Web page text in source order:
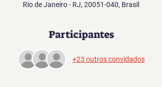
Rio de Janeiro - RJ, 20051-040, Brasil
Participantes
+23 outros convidados